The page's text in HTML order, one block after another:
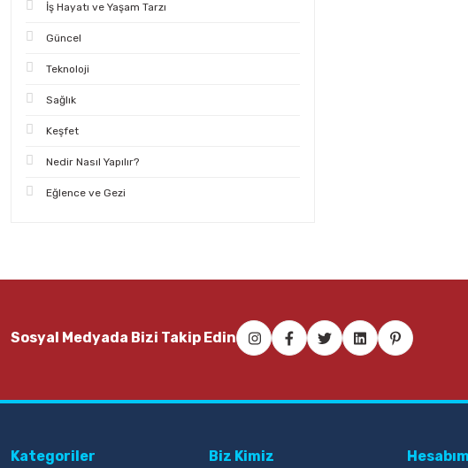
İş Hayatı ve Yaşam Tarzı
Güncel
Teknoloji
Sağlık
Keşfet
Nedir Nasıl Yapılır?
Eğlence ve Gezi
Sosyal Medyada Bizi Takip Edin
Kategoriler Biz Kimiz Hesabım